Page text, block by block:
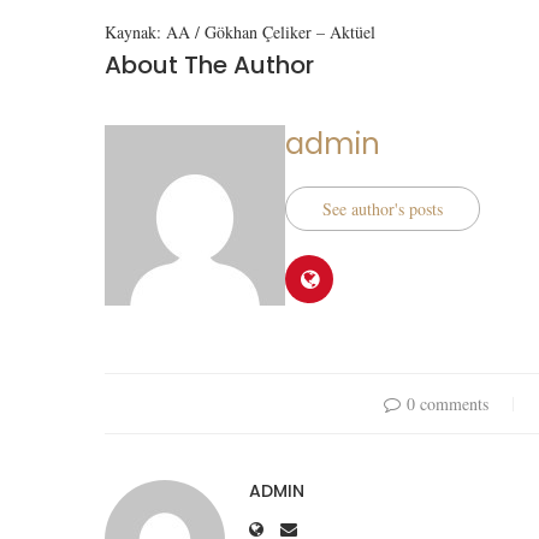
Kaynak: AA / Gökhan Çeliker – Aktüel
About The Author
admin
See author's posts
0 comments
ADMIN